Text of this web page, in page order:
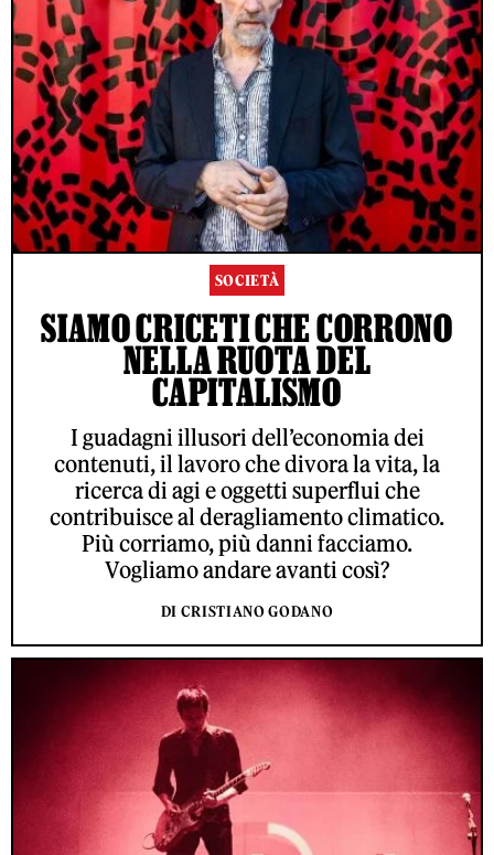
SOCIETÀ
SIAMO CRICETI CHE CORRONO
NELLA RUOTA DEL
CAPITALISMO
I guadagni illusori dell’economia dei
contenuti, il lavoro che divora la vita, la
ricerca di agi e oggetti superflui che
contribuisce al deragliamento climatico.
Più corriamo, più danni facciamo.
Vogliamo andare avanti così?
DI CRISTIANO GODANO